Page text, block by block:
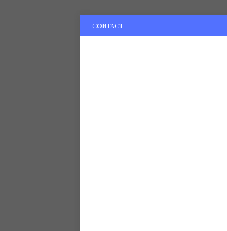
CONTACT